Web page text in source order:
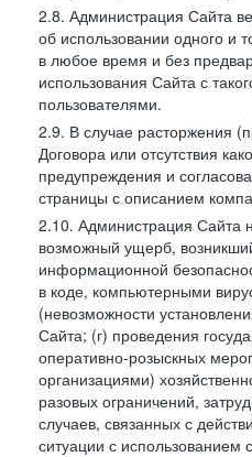
2.8. Администрация Сайта
об использовании одного и
в любое время и без
использования Сайта с
пользователями.
2.9. В случае расторжения
Договора или отсутствия
предупреждения и
страницы с описанием
2.10. Администрация Сайта
возможный ущерб,
информационной
в коде, компьютерными
(невозможности
Сайта; (г) проведения
оперативно-розыскных
организациями)
разовых ограничений,
случаев, связанных с
ситуации с